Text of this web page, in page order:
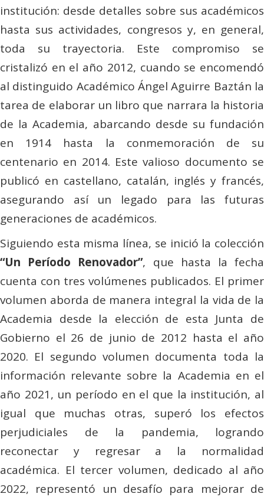
institución: desde detalles sobre sus académicos
hasta sus actividades, congresos y, en general,
toda su trayectoria. Este compromiso se
cristalizó en el año 2012, cuando se encomendó
al distinguido Académico Ángel Aguirre Baztán la
tarea de elaborar un libro que narrara la historia
de la Academia, abarcando desde su fundación
en 1914 hasta la conmemoración de su
centenario en 2014. Este valioso documento se
publicó en castellano, catalán, inglés y francés,
asegurando así un legado para las futuras
generaciones de académicos.
Siguiendo esta misma línea, se inició la colección
“Un Período Renovador”, que hasta la fecha
cuenta con tres volúmenes publicados. El primer
volumen aborda de manera integral la vida de la
Academia desde la elección de esta Junta de
Gobierno el 26 de junio de 2012 hasta el año
2020. El segundo volumen documenta toda la
información relevante sobre la Academia en el
año 2021, un período en el que la institución, al
igual que muchas otras, superó los efectos
perjudiciales de la pandemia, logrando
reconectar y regresar a la normalidad
académica. El tercer volumen, dedicado al año
2022, representó un desafío para mejorar de